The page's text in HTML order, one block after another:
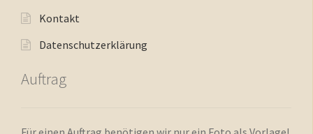
Kontakt
Datenschutzerklärung
Auftrag